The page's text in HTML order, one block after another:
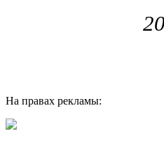
На правах рекламы: